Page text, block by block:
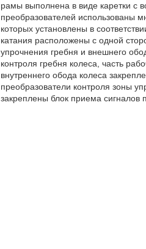
рамы выполнена в виде каретки с
преобразователей использованы
которых установлены в
катания расположены с одной
упрочнения гребня и внешнего
контроля гребня колеса, часть
внутреннего обода колеса
преобразователи контроля зоны
закреплены блок приема сигналов